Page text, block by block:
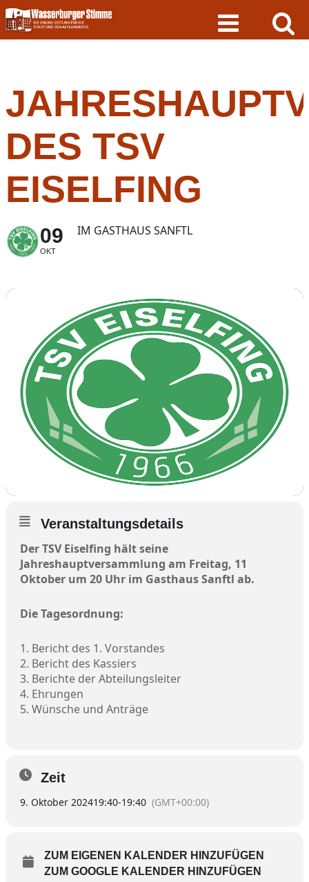
Skip
to
content
DES TSV
EISELFING
09
OKT
IM GASTHAUS SANFTL
Veranstaltungsdetails
Der TSV Eiselfing hält seine
Jahreshauptversammlung am Freitag, 11
Oktober um 20 Uhr im Gasthaus Sanftl ab.
Die Tagesordnung:
1. Bericht des 1. Vorstandes
2. Bericht des Kassiers
3. Berichte der Abteilungsleiter
4. Ehrungen
5. Wünsche und Anträge
Zeit
9. Oktober 202419:40-19:40 (GMT+00:00)
ZUM EIGENEN KALENDER HINZUFÜGEN
ZUM GOOGLE KALENDER HINZUFÜGEN